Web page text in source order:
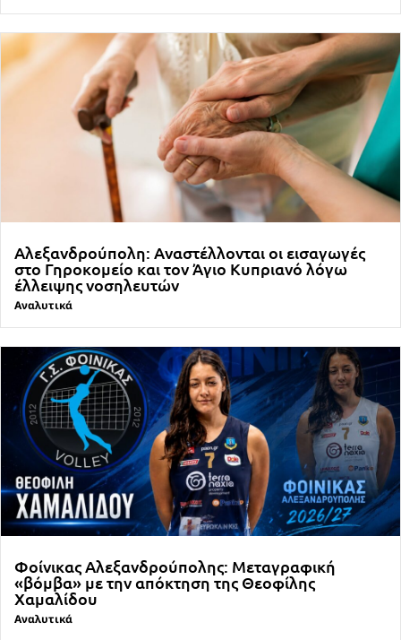
Αλεξανδρούπολη: Αναστέλλονται οι εισαγωγές
στο Γηροκομείο και τον Άγιο Κυπριανό λόγω
έλλειψης νοσηλευτών
Αναλυτικά
Φοίνικας Αλεξανδρούπολης: Μεταγραφική
«βόμβα» με την απόκτηση της Θεοφίλης
Χαμαλίδου
Αναλυτικά